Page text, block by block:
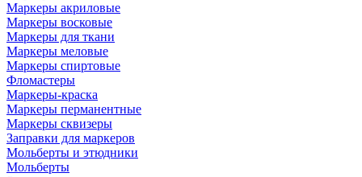
Маркеры акриловые
Маркеры восковые
Маркеры для ткани
Маркеры меловые
Маркеры спиртовые
Фломастеры
Маркеры-краска
Маркеры перманентные
Маркеры сквизеры
Заправки для маркеров
Мольберты и этюдники
Мольберты